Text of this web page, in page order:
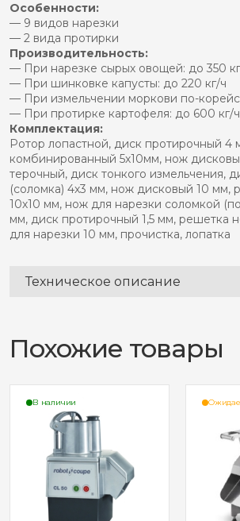
Особенности:
— 9 видов нарезки
— 2 вида протирки
Производительность:
— При нарезке сырых овощей: до 350
— При шинковке капусты: до 220 кг/ч
— При измельчении моркови по-
— При протирке картофеля: до 600 кг/ч
Комплектация:
Ротор лопастной, диск протирочный 4
комбинированный 5х10мм, нож
терочный, диск тонкого измельчения,
(соломка) 4х3 мм, нож дисковый 10 мм,
10х10 мм, нож для нарезки соломкой
мм, диск протирочный 1,5 мм, решетка
для нарезки 10 мм, прочистка, лопатка
Техническое описание
Похожие товары
В наличии